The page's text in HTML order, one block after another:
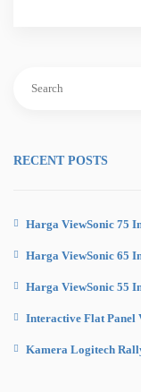
RECENT POSTS
Harga ViewSonic 75
Harga ViewSonic 65
Harga ViewSonic 55
Interactive Flat Panel
Kamera Logitech